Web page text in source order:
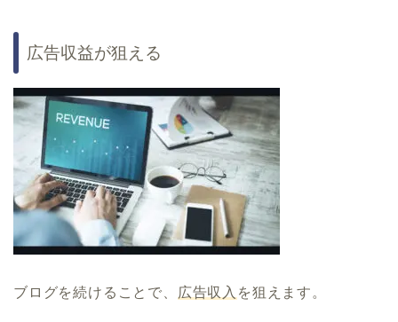
広告収益が狙える
ブログを続けることで、 広告収入 を狙えます。